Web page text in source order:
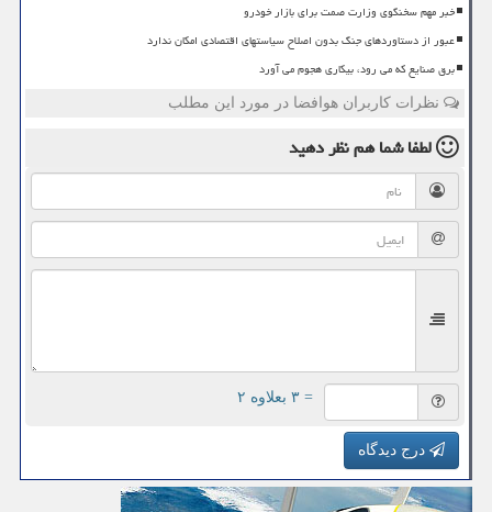
خبر مهم سخنگوی وزارت صمت برای بازار خودرو
عبور از دستاوردهای جنگ بدون اصلاح سیاستهای اقتصادی امکان ندارد
برق صنایع که می رود، بیکاری هجوم می آورد
نظرات کاربران هوافضا در مورد این مطلب
لطفا شما همنظر دهید
= ۳ بعلاوه ۲
درج دیدگاه